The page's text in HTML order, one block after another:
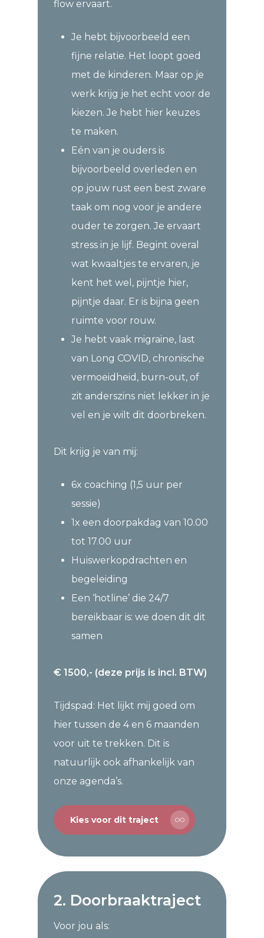
flow ervaart.
Je hebt bijvoorbeeld een
fijne relatie. Het loopt goed
met de kinderen. Maar op je
werk krijg je het echt voor de
kiezen. Je hebt hier keuzes
te maken.
Eén van je ouders is
bijvoorbeeld overleden en
op jouw rust een best zware
taak om nog voor je andere
ouder te zorgen. Je ervaart
stress in je lijf. Begint overal
wat kwaaltjes te ervaren, je
kent het wel, pijntje hier,
pijntje daar. Er is bijna geen
ruimte voor rouw.
Je hebt vaak migraine, last
van Long COVID, chronische
vermoeidheid, burn-out, of
zit anderszins niet lekker in je
vel en je wilt dit doorbreken.
Dit krijg je van mij:
6x coaching (1,5 uur per
sessie)
1x een doorpakdag van 10.00
tot 17.00 uur
Huiswerkopdrachten en
begeleiding
Een ‘hotline’ die 24/7
bereikbaar is: we doen dit dit
samen
€ 1500,- (deze prijs is incl. BTW)
Tijdspad: Het lijkt mij goed om
hier tussen de 4 en 6 maanden
voor uit te trekken. Dit is
natuurlijk ook afhankelijk van
onze agenda’s.
Kies voor dit traject
2. Doorbraaktraject
Voor jou als: